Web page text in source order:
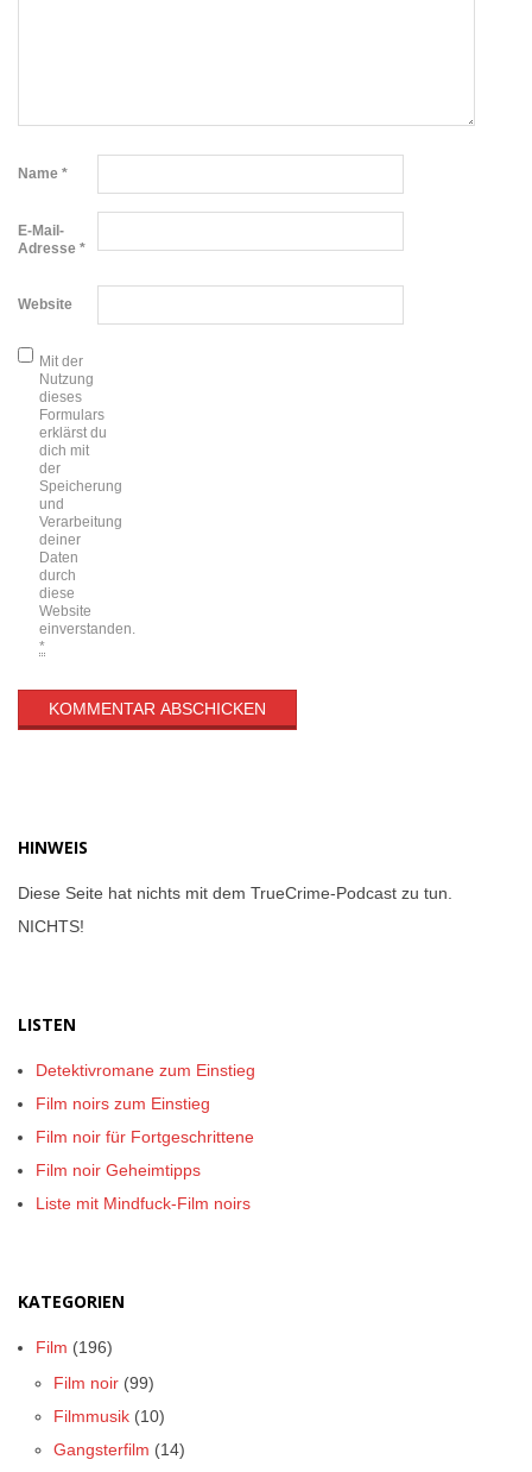
Name *
E-Mail-
Adresse *
Website
Mit der
Nutzung
dieses
Formulars
erklärst du
dich mit
der
Speicherung
und
Verarbeitung
deiner
Daten
durch
diese
Website
einverstanden.
*
HINWEIS
Diese Seite hat nichts mit dem TrueCrime-Podcast zu tun.
NICHTS!
LISTEN
Detektivromane zum Einstieg
Film noirs zum Einstieg
Film noir für Fortgeschrittene
Film noir Geheimtipps
Liste mit Mindfuck-Film noirs
KATEGORIEN
Film (196)
Film noir (99)
Filmmusik (10)
Gangsterfilm (14)